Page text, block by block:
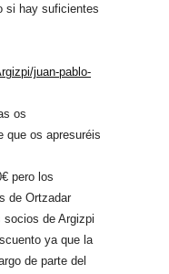
si hay suficientes
juan-pablo-
os
que os apresuréis
pero los
de Ortzadar
socios de Argizpi
ya que la
de parte del